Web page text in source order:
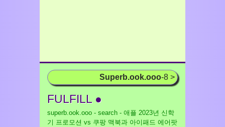
Superb.ook.ooo-8 >
FULFILL ●
superb.ook.ooo - search - 애플 2023년 신학
기 프로모션 vs 쿠팡 맥북과 아이패드 에어팟